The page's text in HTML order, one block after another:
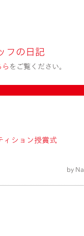
フの日記
ら をご覧ください。
ィション授賞式
by